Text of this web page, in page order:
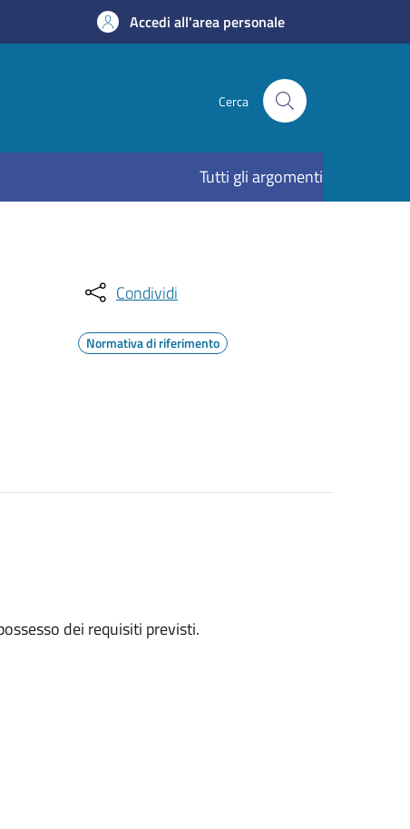
Accedi all'area personale
Cerca
Tutti gli argomenti
Condividi
Normativa di riferimento
dei requisiti previsti.